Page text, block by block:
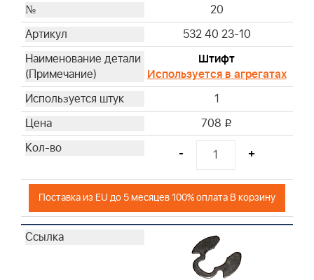
20
532 40 23-10
Штифт
Используется в агрегатах
1
708 i
- +
Поставка из EU до 5 месяцев 100% оплата В корзину